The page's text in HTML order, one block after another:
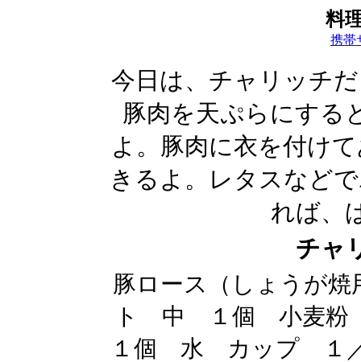
料
携帯
今日は、チャリッチ
豚肉を天ぷらにする
よ。豚肉に衣を付け
きるよ。レタスなど
れば、
チャ
豚ロース（しょうが
ト 中 １個 小麦
１個 水 カップ １